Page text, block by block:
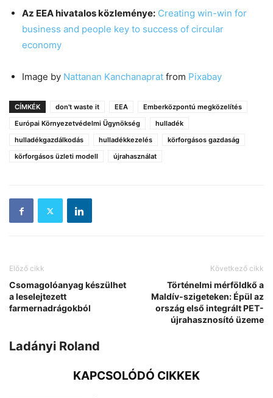
Az EEA hivatalos közleménye: Creating win-win for
business and people key to success of circular
economy
Image by Nattanan Kanchanaprat from Pixabay
CÍMKÉK don't waste it EEA
Emberközpontú megközelítés
Európai Környezetvédelmi Ügynökség
hulladék
hulladékgazdálkodás
hulladékkezelés
körforgásos gazdaság
körforgásos üzleti modell
újrahasználat
Előző cikk
Csomagolóanyag készülhet
a leselejtezett
farmernadrágokból
Következő cikk
Történelmi mérföldkő a
Maldív-szigeteken: Épül az
ország első integrált PET-
újrahasznosító üzeme
Ladányi Roland
KAPCSOLÓDÓ CIKKEK